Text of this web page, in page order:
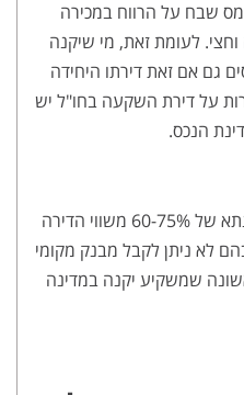
ואין מס שבח על הרווח במכירה
לעומת זאת, מי שיקנה
גם אם זאת דירתו היחידה
על דירת השקעה בחו"ל יש
הנכס.
כמו כן, בישראל ניתן לקבל משכנתא של 60-75% משווי הדירה
לא ניתן לקבל מבנק מקומי
שמשקיע יקנה במדינה